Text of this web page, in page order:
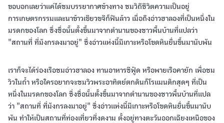
ขอบอกเลยว่าแค่ได้ชมบรรยากาศข้างทาง ชมวิถีชีวิตความเป็นอยู่
การเกษตรกรรมและนาข้าวเขียวขจีก็ฟินล้าว เมื่อถึงอ่าวฮาลองที่เป็นหนึ่งใน
มรดกของโลก ซึ่งชื่อนั้นตั้งขึ้นมาจากตำนานของชาวพื้นบ้านที่แปลว่า
"สถานที่ ที่มังกรลงมาอยู่" ซึ่งอ่าวแห่งนี้มีเกาะหรือโขดหินยื่นขึ้นมานับพัน
เราก็จะได้ร่องเรือชมอ่าวฮาลอง ทานอาหารซีฟู้ด หรือพายเรือคายัก เพื่อชม
วิวในถ้ำ หรือใครอยากจะชมวิวพระอาทิตย์ตกดินก็โรแมนติกสุดๆ ที่เป็น
หนึ่งในมรดกของโลก ซึ่งชื่อนั้นตั้งขึ้นมาจากตำนานของชาวพื้นบ้านที่แปล
ว่า "สถานที่ ที่มังกรลงมาอยู่" ซึ่งอ่าวแห่งนี้มีเกาะหรือโขดหินยื่นขึ้นมานับ
พัน ทำให้เป็นสถานที่ท่องเที่ยวที่งดงาม ตั้งอยู่ทางตะวันออกเฉียงเหนือของ